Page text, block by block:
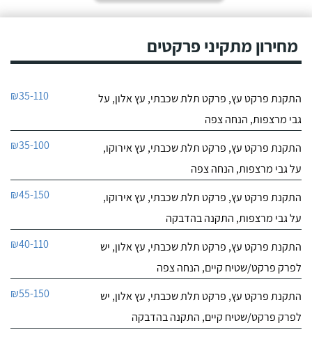
מחירון מתקיני פרקטים
התקנת פרקט עץ, פרקט תלת שכבתי, עץ אלון, על
גבי מרצפות, הנחה צפה
₪35-110
התקנת פרקט עץ, פרקט תלת שכבתי, עץ אירוקו,
על גבי מרצפות, הנחה צפה
₪35-100
התקנת פרקט עץ, פרקט תלת שכבתי, עץ אירוקו,
על גבי מרצפות, התקנה בהדבקה
₪45-150
התקנת פרקט עץ, פרקט תלת שכבתי, עץ אלון, יש
לפרק פרקט/שטיח קיים, הנחה צפה
₪40-110
התקנת פרקט עץ, פרקט תלת שכבתי, עץ אלון, יש
לפרק פרקט/שטיח קיים, התקנה בהדבקה
₪55-150